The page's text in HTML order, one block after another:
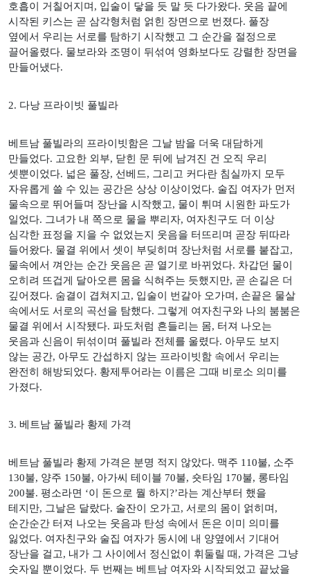
호흡이 거칠어지며 , 입술이 닿을 듯 말 듯 다가왔다. 웃음 끝에
시작된 키스는 곧 삼각형처럼 얽힌 장면으로 번졌다. 풀장
옆에서 우리는 서로를 탐하기 시작했고 그 순간을 절정으로
끌어올렸다. 물보라와 조명이 뒤섞여 영화보다도 강렬한 장면을
만들어냈다.
2. 다낭 프라이빗 풀빌라
베트남 풀빌라의 프라이빗함은 그날 밤을 더욱 대담하게
만들었다. 고요한 외부, 닫힌 문 뒤에 남겨진 건 오직 우리
셋뿐이었다. 넓은 풀장, 선베드, 그리고 커다란 침실까지 모두
자유롭게 쓸 수 있는 공간은 상상 이상이었다. 술집 여자가 먼저
물속으로 뛰어들며 장난을 시작했고, 물이 튀며 시원한 파도가
일었다. 그녀가 내 쪽으로 물을 뿌리자, 여자친구도 더 이상
심각한 표정을 지을 수 없었는지 웃음을 터뜨리며 곧장 뒤따라
들어왔다. 물결 위에서 셋이 부딪히며 장난처럼 서로를 붙잡고,
물속에서 껴안는 순간 웃음은 곧 열기로 바뀌었다. 차갑던 물이
오히려 뜨겁게 달아오른 몸을 식혀주는 듯했지만, 곧 손길은 더
깊어졌다. 숨결이 겹쳐지고, 입술이 번갈아 오가며 , 손끝은 물살
속에서도 서로의 곡선을 탐했다. 그렇게 여자친구와 나의 붐붐은
물결 위에서 시작됐다. 파도처럼 흔들리는 몸, 터져 나오는
웃음과 신음이 뒤섞이며 풀빌라 전체를 울렸다. 아무도 보지
않는 공간, 아무도 간섭하지 않는 프라이빗함 속에서 우리는
완전히 해방되었다. 황제투어라는 이름은 그때 비로소 의미를
가졌다.
3. 베트남 풀빌라 황제 가격
베트남 풀빌라 황제 가격은 분명 적지 않았다. 맥주 110불, 소주
130불, 양주 150불, 아가씨 테이블 70불, 숏타임 170불, 롱타임
200불. 평소라면 ‘이 돈으로 뭘 하지 ?’라는 계산부터 했을
테지만, 그날은 달랐다. 술잔이 오가고, 서로의 몸이 얽히며 ,
순간순간 터져 나오는 웃음과 탄성 속에서 돈은 이미 의미를
잃었다. 여자친구와 술집 여자가 동시에 내 양옆에서 기대어
장난을 걸고, 내가 그 사이에서 정신없이 휘둘릴 때 , 가격은 그냥
숫자일 뿐이었다. 두 번째는 베트남 여자와 시작되었고 끝났을